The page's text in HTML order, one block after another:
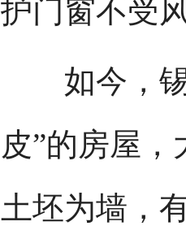
护门窗不受
如今，锡
皮”的房屋
土坯为墙，